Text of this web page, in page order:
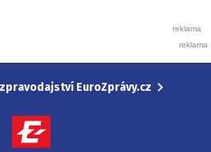
EuroZprávy.cz